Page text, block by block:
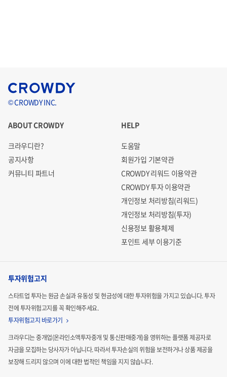
© CROWDY INC.
ABOUT CROWDY
크라우디란?
공지사항
커뮤니티 파트너
HELP
도움말
회원가입 기본약관
CROWDY 리워드 이용약관
CROWDY 투자 이용약관
개인정보 처리방침(리워드)
개인정보 처리방침(투자)
신용정보 활용체제
포인트 세부 이용기준
투자위험고지
스타트업 투자는 원금 손실과 유동성 및 현금성에 대한 투자위험을 가지고 있습니다.투자
전에 투자위험고지를 꼭 확인해주세요.
투자위험고지 바로가기
크라우디는 중개업(온라인소액투자중개 및 통신판매중개)을 영위하는 플랫폼 제공자로
자금을 모집하는당사자가 아닙니다. 따라서 투자손실의 위험을 보전하거나 상품 제공을
보장해 드리지 않으며 이에 대한 법적인 책임을 지지 않습니다.